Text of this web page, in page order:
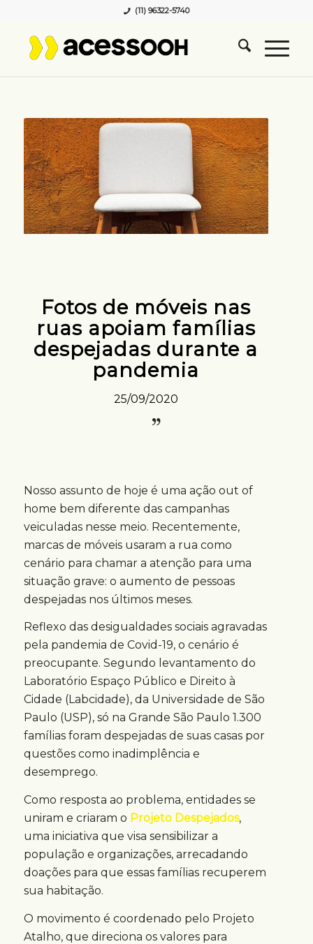
(11) 96322-5740
Fotos de móveis nas
ruas apoiam famílias
despejadas durante a
pandemia
25/09/2020
Nosso assunto de hoje é uma ação out of
home bem diferente das campanhas
veiculadas nesse meio. Recentemente,
marcas de móveis usaram a rua como
cenário para chamar a atenção para uma
situação grave: o aumento de pessoas
despejadas nos últimos meses.
Reflexo das desigualdades sociais agravadas
pela pandemia de Covid-19, o cenário é
preocupante. Segundo levantamento do
Laboratório Espaço Público e Direito à
Cidade (Labcidade), da Universidade de São
Paulo (USP), só na Grande São Paulo 1.300
famílias foram despejadas de suas casas por
questões como inadimplência e
desemprego.
Como resposta ao problema, entidades se
uniram e criaram o Projeto Despejados,
uma iniciativa que visa sensibilizar a
população e organizações, arrecadando
doações para que essas famílias recuperem
sua habitação.
O movimento é coordenado pelo Projeto
Atalho, que direciona os valores para